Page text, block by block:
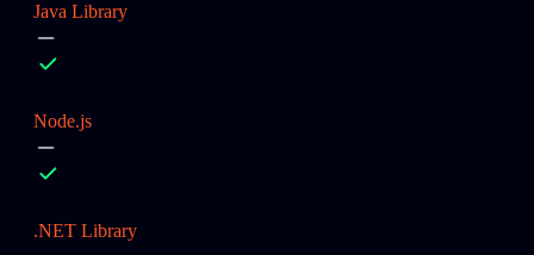
Java Library
Node.js
.NET Library